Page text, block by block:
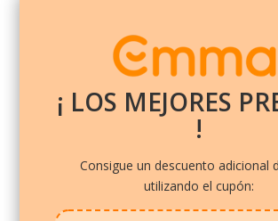
PREMIADO
Desde 2017 el colchón más
Europa.Saber más ….
LA DIFERENCIA
El colchón Emma es un
cómodo para cualquier tipo
¡ LOS MEJORES
!
Consigue un descuento adicional
utilizando el cupón: